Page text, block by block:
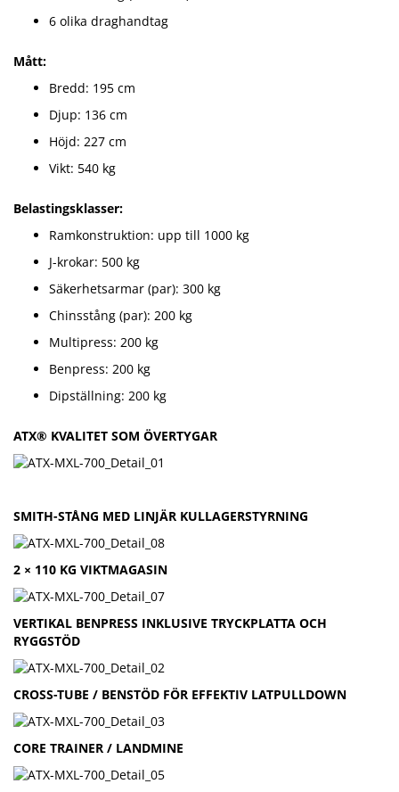
6 olika draghandtag
Mått:
Bredd: 195 cm
Djup: 136 cm
Höjd: 227 cm
Vikt: 540 kg
Belastingsklasser:
Ramkonstruktion: upp till 1000 kg
J-krokar: 500 kg
Säkerhetsarmar (par): 300 kg
Chinsstång (par): 200 kg
Multipress: 200 kg
Benpress: 200 kg
Dipställning: 200 kg
ATX® KVALITET SOM ÖVERTYGAR
SMITH-STÅNG MED LINJÄR KULLAGERSTYRNING
2 × 110 KG VIKTMAGASIN
VERTIKAL BENPRESS INKLUSIVE TRYCKPLATTA OCH
RYGGSTÖD
CROSS-TUBE / BENSTÖD FÖR EFFEKTIV LATPULLDOWN
CORE TRAINER / LANDMINE